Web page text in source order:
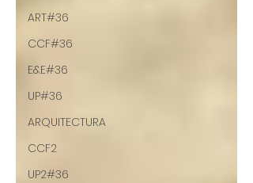
ART#36
CCF#36
E&E#36
UP#36
ARQUITECTURA
CCF2
UP2#36